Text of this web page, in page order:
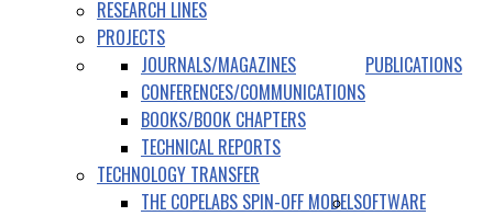
RESEARCH LINES
PROJECTS
PUBLICATIONS
JOURNALS/MAGAZINES
CONFERENCES/COMMUNICATIONS
BOOKS/BOOK CHAPTERS
TECHNICAL REPORTS
TECHNOLOGY TRANSFER
THE COPELABS SPIN-OFF MODELSOFTWARE